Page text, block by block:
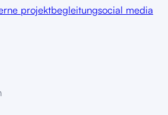
projektbegleitungsocial media